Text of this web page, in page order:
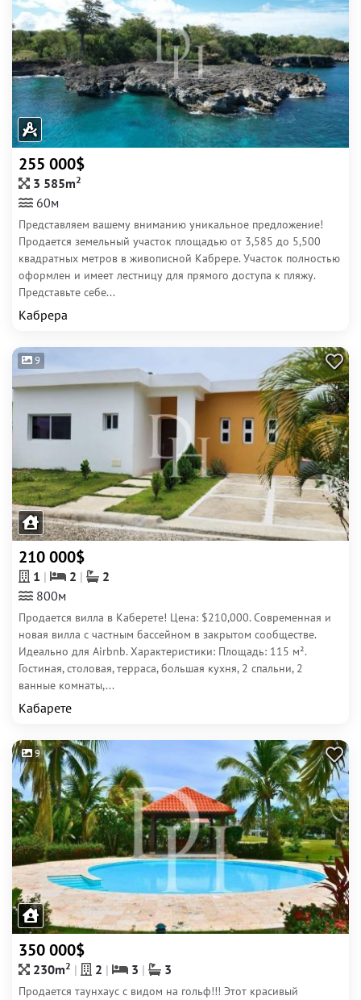
255 000$
3 585m2
60м
Представляем вашему вниманию уникальное предложение!
Продается земельный участок площадью от 3,585 до 5,500
квадратных метров в живописной Кабрере. Участок полностью
оформлен и имеет лестницу для прямого доступа к пляжу.
Представьте себе...
Кабрера
9
210 000$
1 2
2
800м
Продается вилла в Каберете! Цена: $210,000. Современная и
новая вилла с частным бассейном в закрытом сообществе.
Идеально для Airbnb. Характеристики: Площадь: 115 м².
Гостиная, столовая, терраса, большая кухня, 2 спальни, 2
ванные комнаты,...
Кабарете
9
350 000$
230m2 2 3 3
Продается таунхаус с видом на гольф!!! Этот красивый